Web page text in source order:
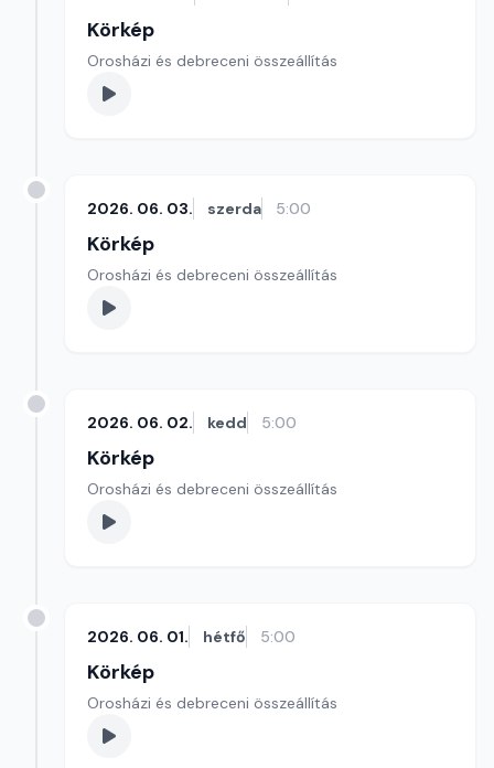
Körkép
Orosházi és debreceni összeállítás
2026. 06. 03. szerda 5:00
Körkép
Orosházi és debreceni összeállítás
2026. 06. 02. kedd 5:00
Körkép
Orosházi és debreceni összeállítás
2026. 06. 01. hétfő 5:00
Körkép
Orosházi és debreceni összeállítás